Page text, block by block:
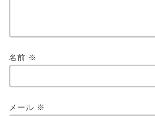
名前 ※
メール ※